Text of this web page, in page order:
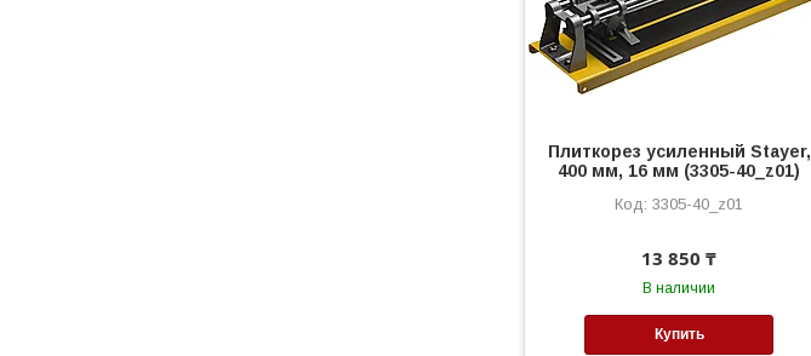
Плиткорез усиленный Stayer,
400 мм, 16 мм (3305-40_z01)
3305-40_z01
13 850 ₸
В наличии
Купить